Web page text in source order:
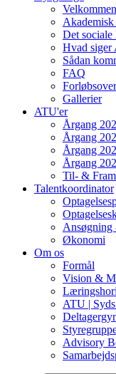
Det
Hvad siger
Sådan
FAQ
Gallerier
ATU'er
Årgang
Årgang
Årgang
Årgang
Til- &
Talentkoordinator
Økonomi
Om os
Formål
Vision &
ATU |
Advisory